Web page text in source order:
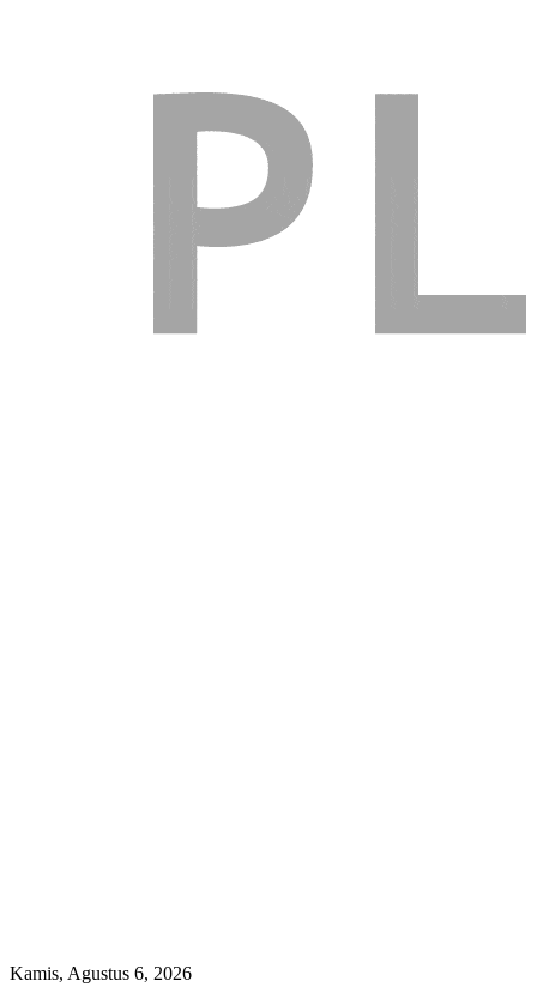
Kamis, Agustus 6, 2026